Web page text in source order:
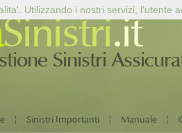
Sinistri.it
Sinistri
| Sinistri Importanti | Manuale |
Utilizzando i nostri servizi, l'utente